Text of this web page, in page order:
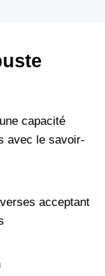
capacité
avec le savoir-
acceptant